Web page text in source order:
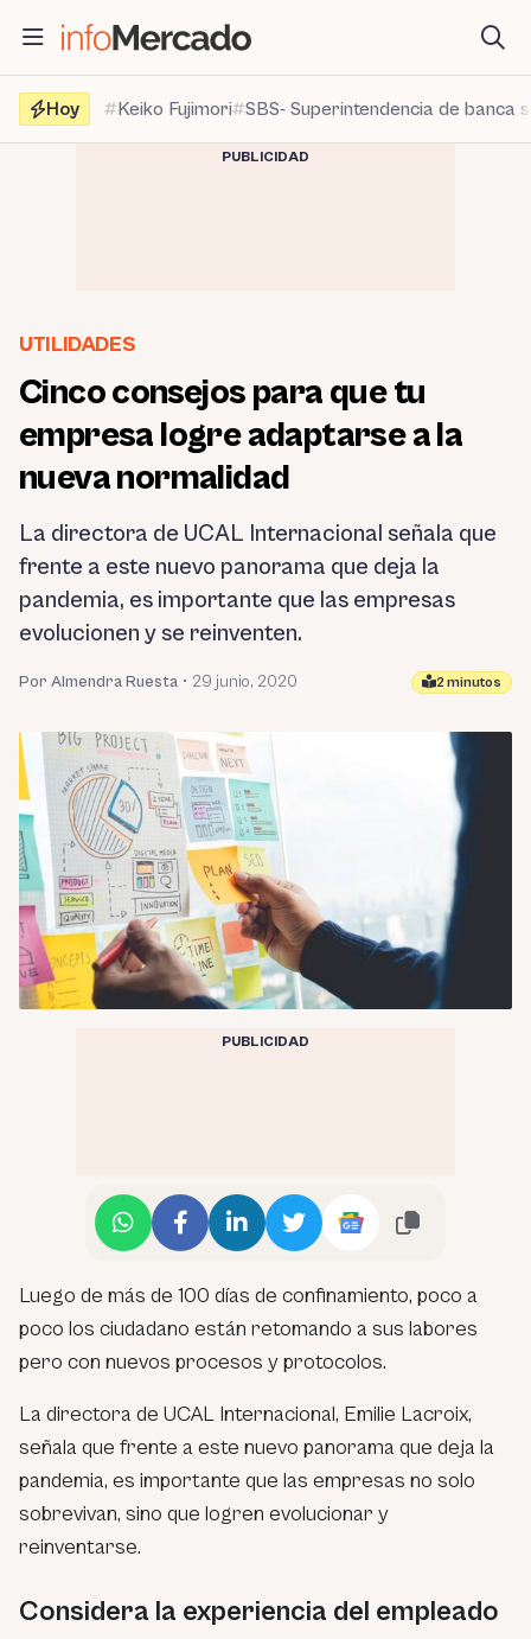
contenido
Hoy
Keiko Fujimori SBS- Superintendencia de banca
PUBLICIDAD
UTILIDADES
Cinco consejos para que tu
empresa logre adaptarse a la
nueva normalidad
La directora de UCAL Internacional señala que
frente a este nuevo panorama que deja la
pandemia, es importante que las empresas
evolucionen y se reinventen.
Por Almendra Ruesta • 29 junio, 2020 2 minutos
PUBLICIDAD
Luego de más de 100 días de confinamiento, poco a
poco los ciudadano están retomando a sus labores
pero con nuevos procesos y protocolos.
La directora de UCAL Internacional, Emilie Lacroix,
señala que frente a este nuevo panorama que deja la
pandemia, es importante que las empresas no solo
sobrevivan, sino que logren evolucionar y
reinventarse.
Considera la experiencia del empleado